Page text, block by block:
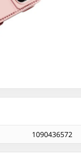
1090436572